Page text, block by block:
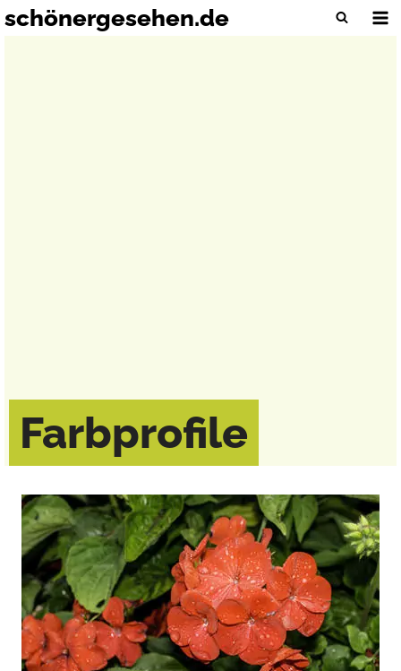
Zum
Inhalt
schönergesehen.de
Farbprofile